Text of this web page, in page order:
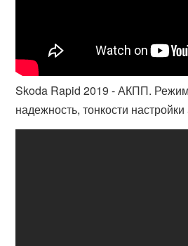
Skoda Rapid 2019 - АКПП.
надежность, тонкости